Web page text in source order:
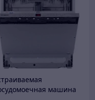
машина